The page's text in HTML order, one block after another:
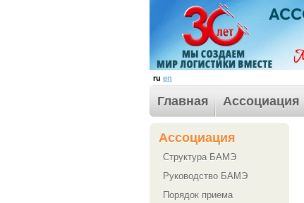
ru en
Главная Ассоциация
Ассоциация
Структура БАМЭ
Руководство БАМЭ
Порядок приема